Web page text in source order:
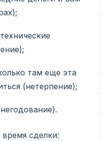
там еще эта
(нетерпение);
сделки: